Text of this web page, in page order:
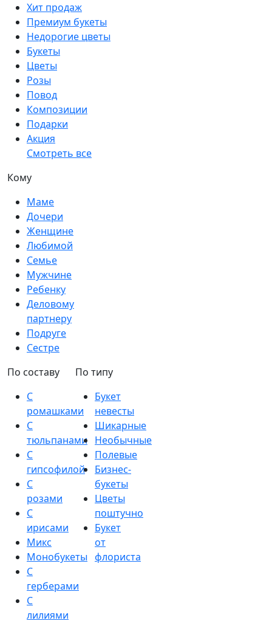
Хит продаж
Премиум букеты
Недорогие цветы
Букеты
Цветы
Розы
Повод
Композиции
Подарки
Акция
Смотреть все
Кому
Маме
Дочери
Женщине
Любимой
Семье
Мужчине
Ребенку
Деловому
партнеру
Подруге
Сестре
По составу
С
ромашками
С
тюльпанами
С
гипсофилой
С
розами
С
ирисами
Микс
Монобукеты
С
герберами
С
лилиями
По типу
Букет
невесты
Шикарные
Необычные
Полевые
Бизнес-
букеты
Цветы
поштучно
Букет
от
флориста